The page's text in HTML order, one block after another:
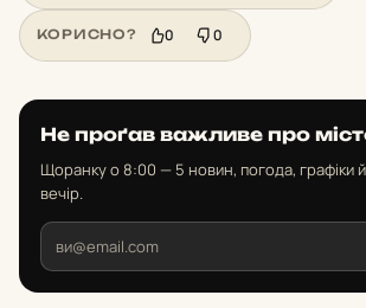
КОРИСНО? 0 0
Не проґав важливе про
Щоранку о 8:00 — 5 новин, погода, графіки
вечір.